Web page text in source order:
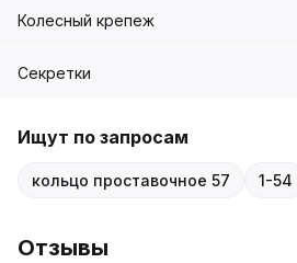
Колесный крепеж
Секретки
Ищут по запросам
кольцо проставочное 57 1-54
Отзывы